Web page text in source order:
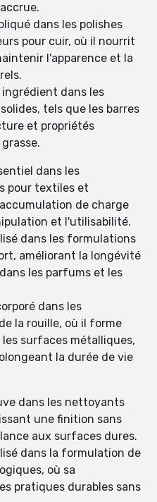
dans les polishes
pour cuir, où il nourrit
l'apparence et la
dans les
tels que les barres
et propriétés
dans les
pour textiles et
de charge
et l'utilisabilité.
dans les formulations
améliorant la longévité
les parfums et les
dans les
la rouille, où il forme
surfaces métalliques,
la durée de vie
dans les nettoyants
une finition sans
aux surfaces dures.
dans la formulation de
où sa
pratiques durables sans